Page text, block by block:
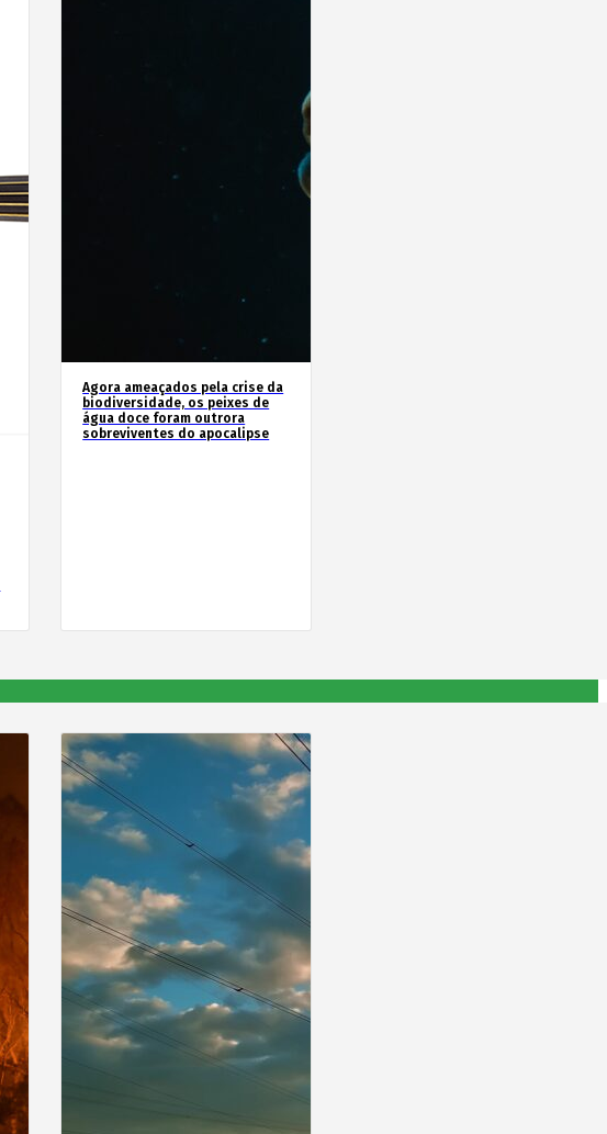
Agora ameaçados pela crise da
biodiversidade, os peixes de
água doce foram outrora
sobreviventes do apocalipse